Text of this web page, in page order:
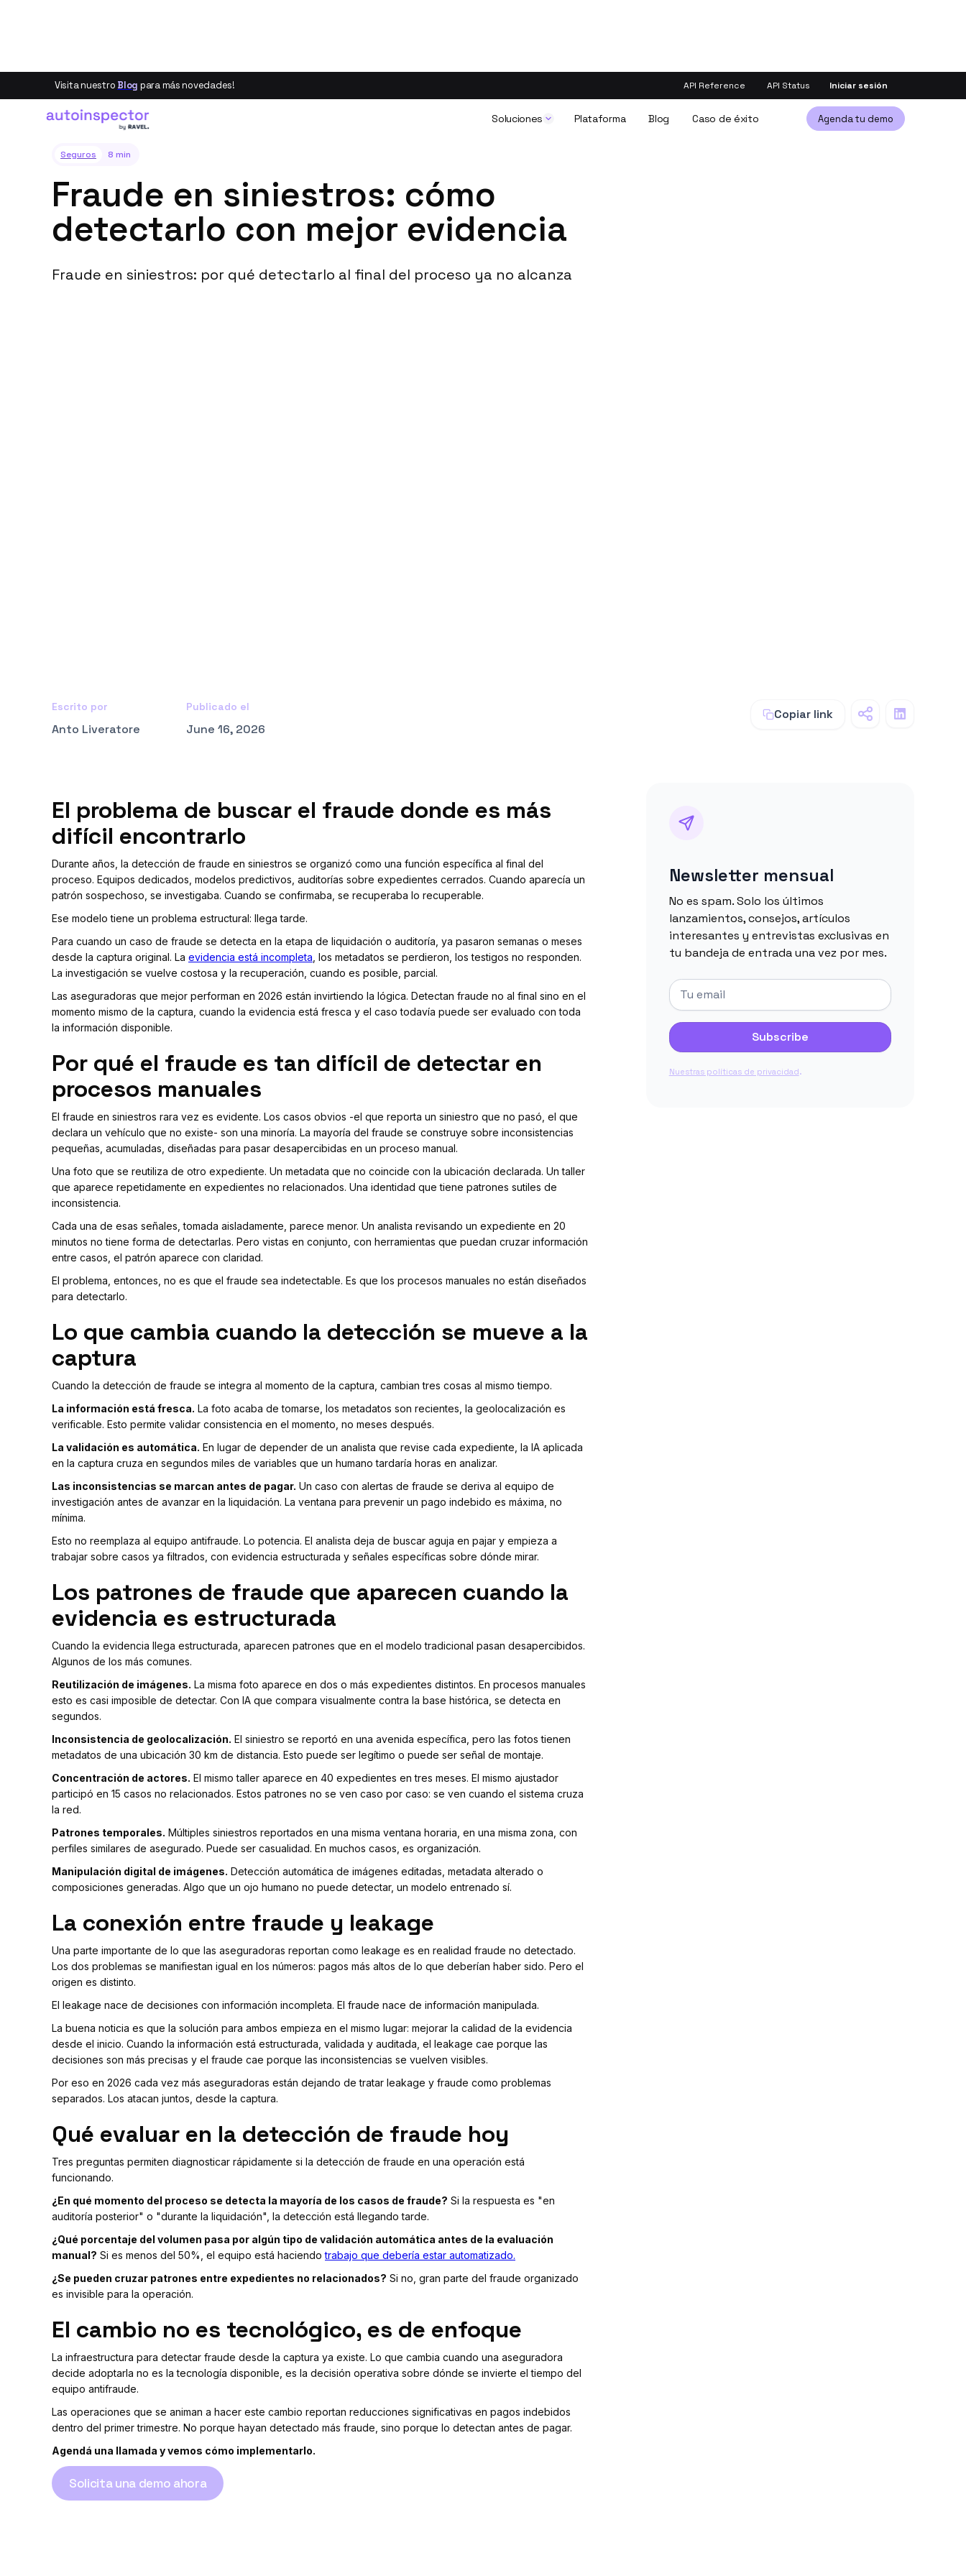
Visita nuestro Blog para más novedades! API Reference API Status Iniciar sesión
Soluciones Plataforma Blog Caso de éxito Agenda tu demo
Volver
Seguros 8 min
Fraude en siniestros: cómo
detectarlo con mejor evidencia
Fraude en siniestros: por qué detectarlo al final del proceso ya no alcanza
Escrito por
Anto Liveratore
Publicado el
June 16, 2026
Copiar link
El problema de buscar el fraude donde es más
difícil encontrarlo
Durante años, la detección de fraude en siniestros se organizó como una función específica al final del
proceso. Equipos dedicados, modelos predictivos, auditorías sobre expedientes cerrados. Cuando aparecía un
patrón sospechoso, se investigaba. Cuando se confirmaba, se recuperaba lo recuperable.
Ese modelo tiene un problema estructural: llega tarde.
Para cuando un caso de fraude se detecta en la etapa de liquidación o auditoría, ya pasaron semanas o meses
desde la captura original. La evidencia está incompleta , los metadatos se perdieron, los testigos no responden.
La investigación se vuelve costosa y la recuperación, cuando es posible, parcial.
Las aseguradoras que mejor performan en 2026 están invirtiendo la lógica. Detectan fraude no al final sino en el
momento mismo de la captura, cuando la evidencia está fresca y el caso todavía puede ser evaluado con toda
la información disponible.
Por qué el fraude es tan difícil de detectar en
procesos manuales
El fraude en siniestros rara vez es evidente. Los casos obvios -el que reporta un siniestro que no pasó, el que
declara un vehículo que no existe- son una minoría. La mayoría del fraude se construye sobre inconsistencias
pequeñas, acumuladas, diseñadas para pasar desapercibidas en un proceso manual.
Una foto que se reutiliza de otro expediente. Un metadata que no coincide con la ubicación declarada. Un taller
que aparece repetidamente en expedientes no relacionados. Una identidad que tiene patrones sutiles de
inconsistencia.
Cada una de esas señales, tomada aisladamente, parece menor. Un analista revisando un expediente en 20
minutos no tiene forma de detectarlas. Pero vistas en conjunto, con herramientas que puedan cruzar información
entre casos, el patrón aparece con claridad.
El problema, entonces, no es que el fraude sea indetectable. Es que los procesos manuales no están diseñados
para detectarlo.
Lo que cambia cuando la detección se mueve a la
captura
Cuando la detección de fraude se integra al momento de la captura, cambian tres cosas al mismo tiempo.
La información está fresca. La foto acaba de tomarse, los metadatos son recientes, la geolocalización es
verificable. Esto permite validar consistencia en el momento, no meses después.
La validación es automática. En lugar de depender de un analista que revise cada expediente, la IA aplicada
en la captura cruza en segundos miles de variables que un humano tardaría horas en analizar.
Las inconsistencias se marcan antes de pagar. Un caso con alertas de fraude se deriva al equipo de
investigación antes de avanzar en la liquidación. La ventana para prevenir un pago indebido es máxima, no
mínima.
Esto no reemplaza al equipo antifraude. Lo potencia. El analista deja de buscar aguja en pajar y empieza a
trabajar sobre casos ya filtrados, con evidencia estructurada y señales específicas sobre dónde mirar.
Los patrones de fraude que aparecen cuando la
evidencia es estructurada
Cuando la evidencia llega estructurada, aparecen patrones que en el modelo tradicional pasan desapercibidos.
Algunos de los más comunes.
Reutilización de imágenes. La misma foto aparece en dos o más expedientes distintos. En procesos manuales
esto es casi imposible de detectar. Con IA que compara visualmente contra la base histórica, se detecta en
segundos.
Inconsistencia de geolocalización. El siniestro se reportó en una avenida específica, pero las fotos tienen
metadatos de una ubicación 30 km de distancia. Esto puede ser legítimo o puede ser señal de montaje.
Concentración de actores. El mismo taller aparece en 40 expedientes en tres meses. El mismo ajustador
participó en 15 casos no relacionados. Estos patrones no se ven caso por caso: se ven cuando el sistema cruza
la red.
Patrones temporales. Múltiples siniestros reportados en una misma ventana horaria, en una misma zona, con
perfiles similares de asegurado. Puede ser casualidad. En muchos casos, es organización.
Manipulación digital de imágenes. Detección automática de imágenes editadas, metadata alterado o
composiciones generadas. Algo que un ojo humano no puede detectar, un modelo entrenado sí.
La conexión entre fraude y leakage
Una parte importante de lo que las aseguradoras reportan como leakage es en realidad fraude no detectado.
Los dos problemas se manifiestan igual en los números: pagos más altos de lo que deberían haber sido. Pero el
origen es distinto.
El leakage nace de decisiones con información incompleta. El fraude nace de información manipulada.
La buena noticia es que la solución para ambos empieza en el mismo lugar: mejorar la calidad de la evidencia
desde el inicio. Cuando la información está estructurada, validada y auditada, el leakage cae porque las
decisiones son más precisas y el fraude cae porque las inconsistencias se vuelven visibles.
Por eso en 2026 cada vez más aseguradoras están dejando de tratar leakage y fraude como problemas
separados. Los atacan juntos, desde la captura.
Qué evaluar en la detección de fraude hoy
Tres preguntas permiten diagnosticar rápidamente si la detección de fraude en una operación está
funcionando.
¿En qué momento del proceso se detecta la mayoría de los casos de fraude? Si la respuesta es "en
auditoría posterior" o "durante la liquidación", la detección está llegando tarde.
¿Qué porcentaje del volumen pasa por algún tipo de validación automática antes de la evaluación
manual? Si es menos del 50%, el equipo está haciendotrabajo que debería estar automatizado.
¿Se pueden cruzar patrones entre expedientes no relacionados? Si no, gran parte del fraude organizado
es invisible para la operación.
El cambio no es tecnológico, es de enfoque
La infraestructura para detectar fraude desde la captura ya existe. Lo que cambia cuando una aseguradora
decide adoptarla no es la tecnología disponible, es la decisión operativa sobre dónde se invierte el tiempo del
equipo antifraude.
Las operaciones que se animan a hacer este cambio reportan reducciones significativas en pagos indebidos
dentro del primer trimestre. No porque hayan detectado más fraude, sino porque lo detectan antes de pagar.
Agendá una llamada y vemos cómo implementarlo.
Solicita una demo ahora
Newsletter mensual
No es spam. Solo los últimos
lanzamientos, consejos, artículos
interesantes y entrevistas exclusivas en
tu bandeja de entrada una vez por mes.
Nuestras políticas de privacidad.